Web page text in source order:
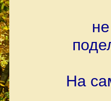
На